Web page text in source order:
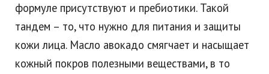
формуле присутствуют и пребиотики. Такой
тандем – то, что нужно для питания и защиты
кожи лица. Масло авокадо смягчает и насыщает
кожный покров полезными веществами, в то